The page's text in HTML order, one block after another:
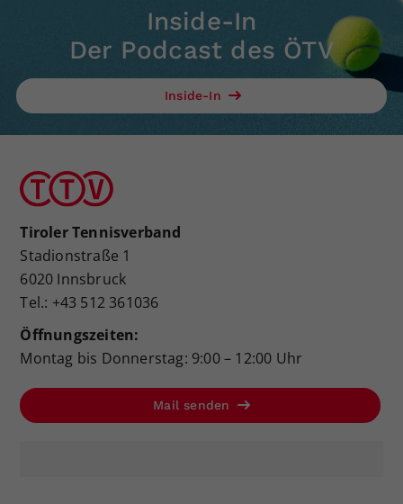
Inside-In
Der Podcast des ÖTV
Inside-In
Tiroler Tennisverband
Stadionstraße 1
6020 Innsbruck
Tel.: +43 512 361036
Öffnungszeiten:
Montag bis Donnerstag: 9:00 – 12:00 Uhr
Mail senden